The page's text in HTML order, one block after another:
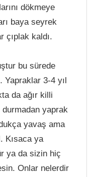
dökmeye
baya seyrek
çıplak kaldı.
bu sürede
3-4 yıl
da ağır killi
durmadan yaprak
yavaş ama
Kısaca ya
ya da sizin hiç
Onlar nelerdir